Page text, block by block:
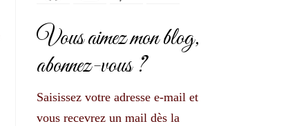
Vous aimez mon blog,
abonnez-vous ?
Saisissez votre adresse e-mail et
vous recevrez un mail dès la